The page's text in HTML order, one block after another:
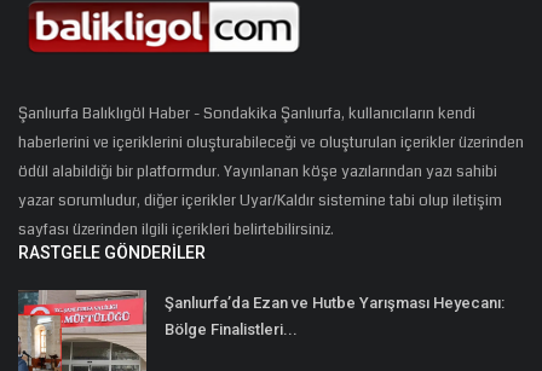
Şanlıurfa Balıklıgöl Haber - Sondakika Şanlıurfa, kullanıcıların kendi
haberlerini ve içeriklerini oluşturabileceği ve oluşturulan içerikler üzerinden
ödül alabildiği bir platformdur. Yayınlanan köşe yazılarından yazı sahibi
yazar sorumludur, diğer içerikler Uyar/Kaldır sistemine tabi olup iletişim
sayfası üzerinden ilgili içerikleri belirtebilirsiniz.
RASTGELE GÖNDERILER
Şanlıurfa’da Ezan ve Hutbe Yarışması Heyecanı:
Bölge Finalistleri...